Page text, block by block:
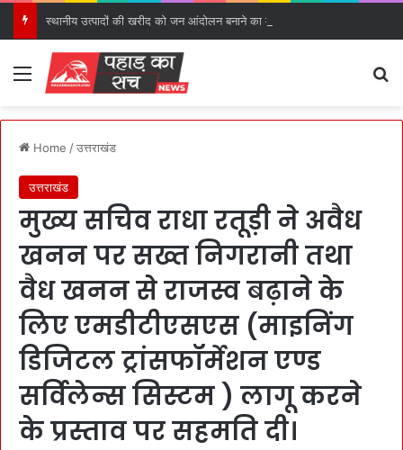
Menu
Home /उत्तराखंड
उत्तराखंड
मुख्य सचिव राधा रतूड़ी ने अवैध
खनन पर सख्त निगरानी तथा
वैध खनन से राजस्व बढ़ाने के
लिए एमडीटीएसएस (माइनिंग
डिजिटल ट्रांसफॉर्मेशन एण्ड
सर्विलेन्स सिस्टम ) लागू करने
के प्रस्ताव पर सहमति दी।